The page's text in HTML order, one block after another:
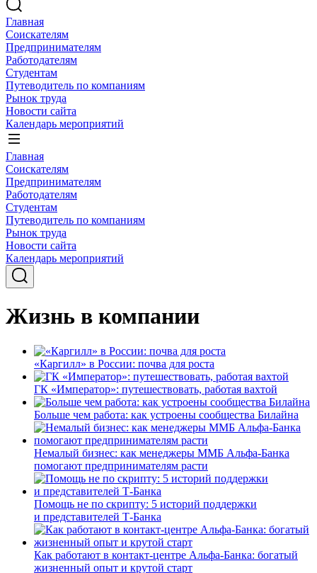
Главная
Соискателям
Предпринимателям
Работодателям
Студентам
Путеводитель по компаниям
Рынок труда
Новости сайта
Календарь мероприятий
Главная
Соискателям
Предпринимателям
Работодателям
Студентам
Путеводитель по компаниям
Рынок труда
Новости сайта
Календарь мероприятий
Жизнь в компании
«Каргилл» в России: почва для роста
ГК «Император»: путешествовать, работая вахтой
Больше чем работа: как устроены сообщества Билайна
Немалый бизнес: как менеджеры ММБ Альфа-Банка
помогают предпринимателям расти
Помощь не по скрипту: 5 историй поддержки
и представителей Т-Банка
Как работают в контакт-центре Альфа-Банка: богатый
жизненный опыт и крутой старт